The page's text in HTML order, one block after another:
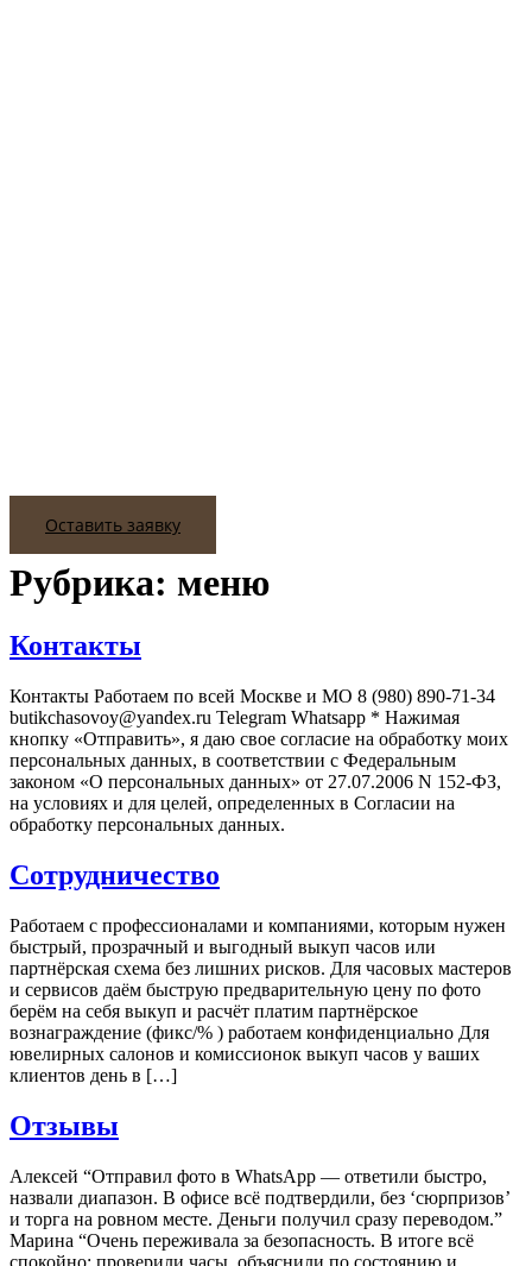
Оставить заявку
Рубрика: меню
Контакты
Контакты Работаем по всей Москве и МО 8 (980) 890-71-34
butikchasovoy@yandex.ru Telegram Whatsapp * Нажимая
кнопку «Отправить», я даю свое согласие на обработку моих
персональных данных, в соответствии с Федеральным
законом «О персональных данных» от 27.07.2006 N 152-ФЗ,
на условиях и для целей, определенных в Согласии на
обработку персональных данных.
Сотрудничество
Работаем с профессионалами и компаниями, которым нужен
быстрый, прозрачный и выгодный выкуп часов или
партнёрская схема без лишних рисков. Для часовых мастеров
и сервисов даём быструю предварительную цену по фото
берём на себя выкуп и расчёт платим партнёрское
вознаграждение (фикс/% ) работаем конфиденциально Для
ювелирных салонов и комиссионок выкуп часов у ваших
клиентов день в […]
Отзывы
Алексей “Отправил фото в WhatsApp — ответили быстро,
назвали диапазон. В офисе всё подтвердили, без ‘сюрпризов’
и торга на ровном месте. Деньги получил сразу переводом.”
Марина “Очень переживала за безопасность. В итоге всё
спокойно: проверили часы, объяснили по состоянию и